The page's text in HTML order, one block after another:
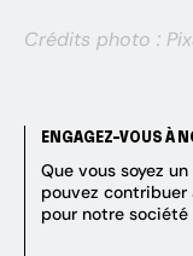
Crédits photo :
ENGAGEZ-VOUS À
Que vous soyez
pouvez
pour notre société